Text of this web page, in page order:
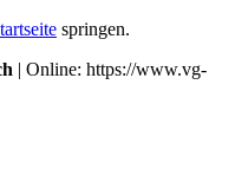
springen.
| Online: https://www.vg-